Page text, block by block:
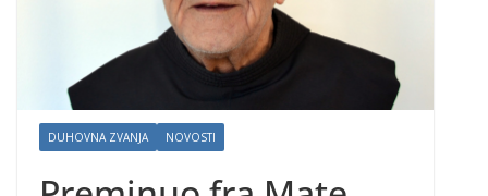
DUHOVNA ZVANJA NOVOSTI